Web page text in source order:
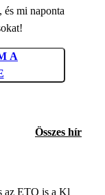
és mi naponta
A
Összes hír
az ETO is a Kl